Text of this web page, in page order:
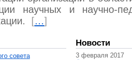
научных и научно-
[…]
совета
Новости
3 февраля 2017